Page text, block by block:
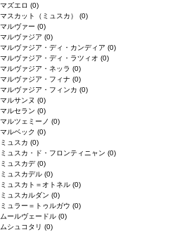
マズエロ (0)
マスカット（ミュスカ） (0)
マルヴァー (0)
マルヴァジア (0)
マルヴァジア・ディ・カンディア (0)
マルヴァジア・ディ・ラツィオ (0)
マルヴァジア・ネッラ (0)
マルヴァジア・フィナ (0)
マルヴァジア・フィンカ (0)
マルサンヌ (0)
マルセラン (0)
マルツェミーノ (0)
マルベック (0)
ミュスカ (0)
ミュスカ・ド・フロンティニャン (0)
ミュスカデ(0)
ミュスカデル (0)
ミュスカト＝オトネル (0)
ミュスカルダン (0)
ミュラー＝トゥルガウ (0)
ムールヴェードル (0)
ムシュコタリ (0)